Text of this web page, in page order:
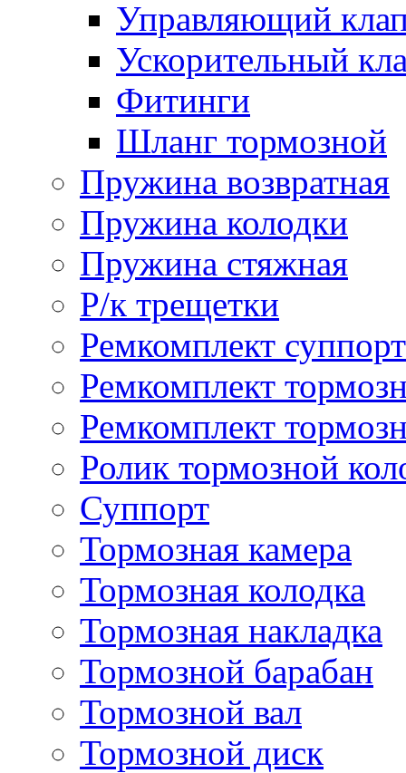
Управляющий
Ускорительный
Фитинги
Шланг тормозной
Пружина возвратная
Пружина колодки
Пружина стяжная
Р/к трещетки
Ремкомплект
Ремкомплект
Ремкомплект
Ролик тормозной
Суппорт
Тормозная камера
Тормозная колодка
Тормозная накладка
Тормозной барабан
Тормозной вал
Тормозной диск